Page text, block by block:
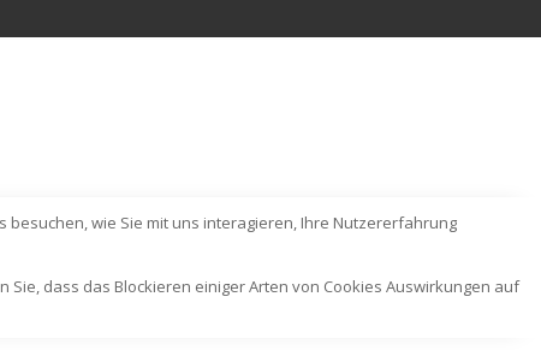
wie Sie mit uns interagieren, Ihre Nutzererfahrung
dass das Blockieren einiger Arten von Cookies Auswirkungen auf